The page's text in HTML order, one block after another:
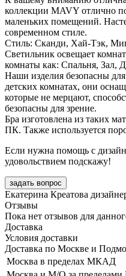
коллекции MAVY отлично
маленьких помещений.
современном стиле.
Стиль: Сканди, Хай-Тэк,
Светильник освещает
комнаты как: Спальня, Зал,
Наши изделия безопасны
детских комнатах, они
которые не мерцают,
безопасны для зрение.
Бра изготовлена из таких
ПК. Также используется
Если нужна помощь с
удовольствием подскажу!
задать вопрос
Екатерина Креатова
Отзывы
Пока нет отзывов для
Доставка
Условия доставки
Доставка по Москве и
Москва в пределах МКАД